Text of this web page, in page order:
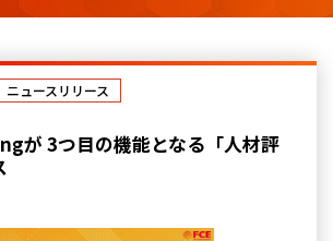
ニュースリリース
が 3つ目の機能となる「人材評